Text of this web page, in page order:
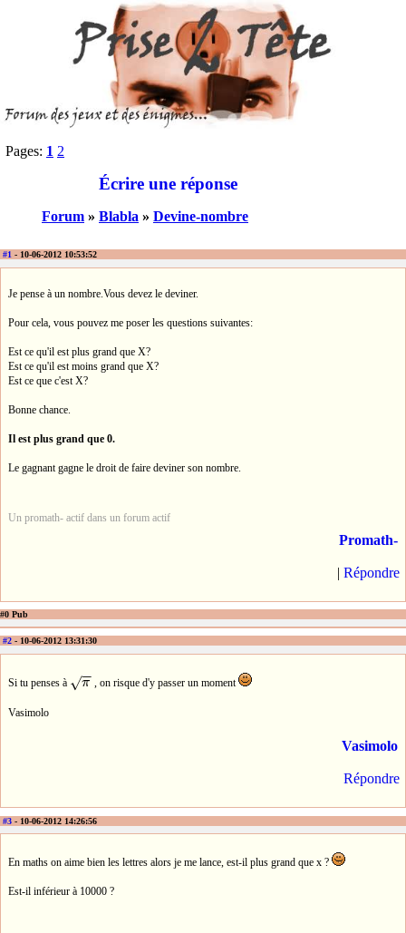
Pages: 1 2
Écrire une réponse
Forum » Blabla » Devine-nombre
#1 - 10-06-2012 10:53:52
Je pense à un nombre.Vous devez le deviner.
Pour cela, vous pouvez me poser les questions suivantes:
Est ce qu'il est plus grand que X?
Est ce qu'il est moins grand que X?
Est ce que c'est X?
Bonne chance.
Il est plus grand que 0.
Le gagnant gagne le droit de faire deviner son nombre.
Un promath- actif dans un forum actif
Promath-
| Répondre
#0 Pub
#2 - 10-06-2012 13:31:30
Si tu penses à π
−
−
√
π , on risque d'y passer un moment
Vasimolo
Vasimolo
Répondre
#3 - 10-06-2012 14:26:56
En maths on aime bien les lettres alors je me lance, est-il plus grand que x ?
Est-il inférieur à 10000 ?